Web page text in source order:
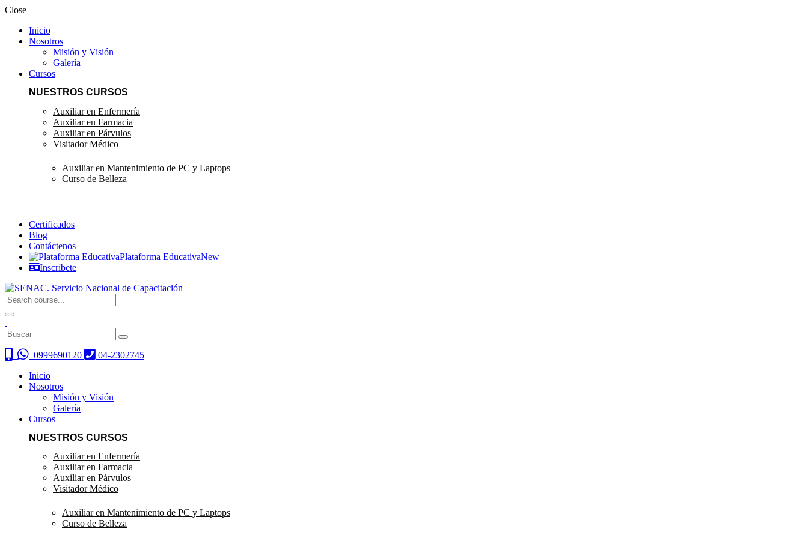
Close
Inicio
Nosotros
Misión y Visión
Galería
Cursos
NUESTROS CURSOS
Auxiliar en Enfermería
Auxiliar en Farmacia
Auxiliar en Párvulos
Visitador Médico
Auxiliar en Mantenimiento de PC y Laptops
Curso de Belleza
Certificados
Blog
Contáctenos
Plataforma EducativaNew
Inscríbete
0999690120
04-2302745
Inicio
Nosotros
Misión y Visión
Galería
Cursos
NUESTROS CURSOS
Auxiliar en Enfermería
Auxiliar en Farmacia
Auxiliar en Párvulos
Visitador Médico
Auxiliar en Mantenimiento de PC y Laptops
Curso de Belleza